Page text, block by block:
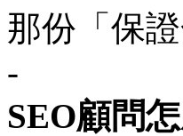
那份「保證
-
SEO顧問